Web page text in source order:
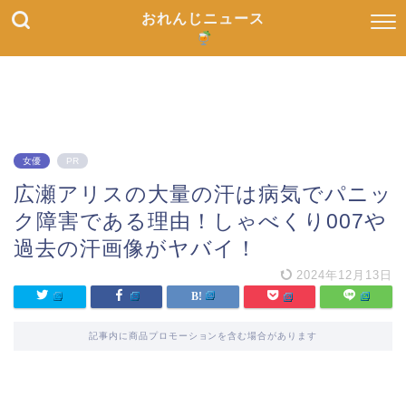
おれんじニュース
女優 PR
広瀬アリスの大量の汗は病気でパニッ
ク障害である理由！しゃべくり007や
過去の汗画像がヤバイ！
2024年12月13日
記事内に商品プロモーションを含む場合があります